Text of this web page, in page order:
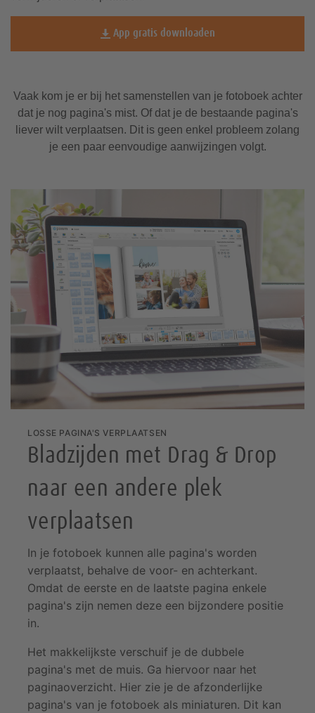
fotoboeken
fotoboeken
Pixum App
Kaften & bindingen
Fotoboek nabestellen
Fotoboekideeën & -inspiratie
Fotoboek software
Pasfoto's Fotostrips
Square-Prints
Formaten en verhoudingen
Fotostickers
Stapelvoordeel
Nieuw: Scrapbook
Foto op
aluminium
Foto met lijst
Foto op forex Pixum Galleryprint
Fototegels
Foto op hout
Posterhangers
Foto-
cadeaudoosje
Spelletjes &
speelgoed
Kussens & textiel
Foto memory spel
Fotomagneten
Fotokussens
Cadeaus voor vrienden
Fotocadeau-inspiratie
Cadeaubonnen
A4 kalenders
A2 kalenders
Hoesjes voor
Xiaomi
Hoesjes voor
Hoesjes voor
Sony
Kerstkaarten Verjaardagskaarten
Trouwkaarten
Ansichtkaarten
Uitnodigingen
Nieuwe producten App gratis downloaden
Vaak kom je er bij het samenstellen van je fotoboek achter
dat je nog pagina's mist. Of dat je de bestaande pagina's
liever wilt verplaatsen. Dit is geen enkel probleem zolang
je een paar eenvoudige aanwijzingen volgt.
LOSSE PAGINA'S VERPLAATSEN
Bladzijden met Drag & Drop
naar een andere plek
verplaatsen
In je fotoboek kunnen alle pagina's worden
verplaatst, behalve de voor- en achterkant.
Omdat de eerste en de laatste pagina enkele
pagina's zijn nemen deze een bijzondere positie
in.
Het makkelijkste verschuif je de dubbele
pagina's met de muis. Ga hiervoor naar het
paginaoverzicht. Hier zie je de afzonderlijke
pagina's van je fotoboek als miniaturen. Dit kan